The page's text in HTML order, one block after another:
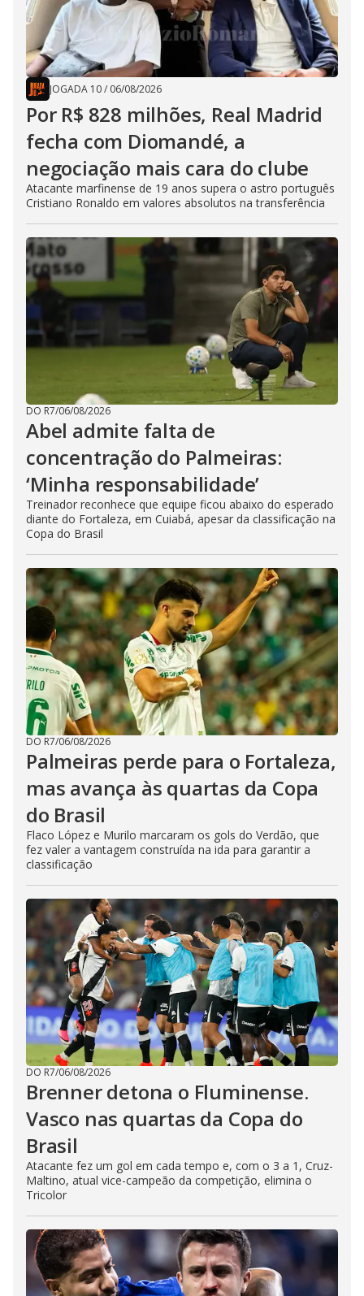
JOGADA 10/ 06/08/2026
Por R$ 828 milhões, Real Madrid
fecha com Diomandé, a
negociação mais cara do clube
Atacante marfinense de 19 anos supera o astro português
Cristiano Ronaldo em valores absolutos na transferência
DO R7/06/08/2026
Abel admite falta de
concentração do Palmeiras:
‘Minha responsabilidade’
Treinador reconhece que equipe ficou abaixo do esperado
diante do Fortaleza, em Cuiabá, apesar da classificação na
Copa do Brasil
DO R7/06/08/2026
Palmeiras perde para o Fortaleza,
mas avança às quartas da Copa
do Brasil
Flaco López e Murilo marcaram os gols do Verdão, que
fez valer a vantagem construída na ida para garantir a
classificação
DO R7/06/08/2026
Brenner detona o Fluminense.
Vasco nas quartas da Copa do
Brasil
Atacante fez um gol em cada tempo e, com o 3 a 1, Cruz-
Maltino, atual vice-campeão da competição, elimina o
Tricolor